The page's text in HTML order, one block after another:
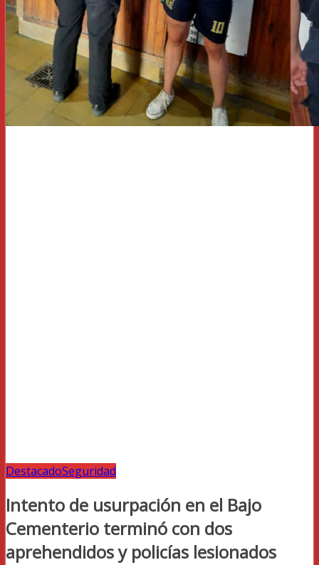
DestacadoSeguridad
Intento de usurpación en el Bajo
Cementerio terminó con dos
aprehendidos y policías lesionados